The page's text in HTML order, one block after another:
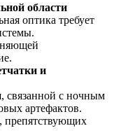
области
оптика требует
и
, связанной с ночным
артефактов.
, препятствующих